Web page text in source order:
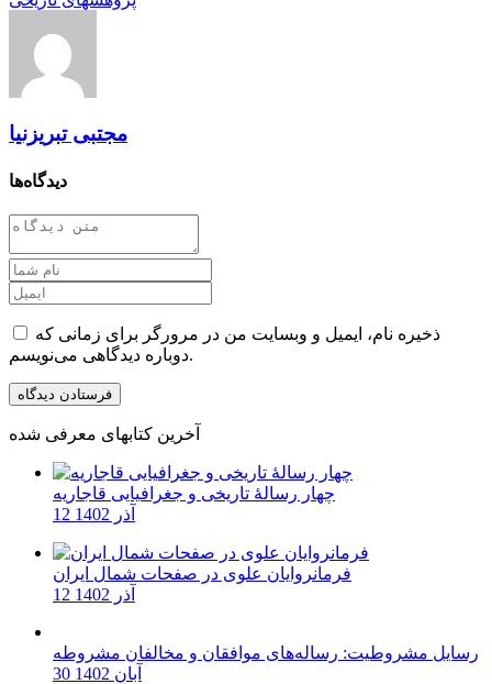
مجتبی تبریزنیا
دیدگاه‌ها
ذخیره نام، ایمیل و وبسایت من در مرورگر برای زمانی که
دوباره دیدگاهی می‌نویسم.
آخرین کتابهای معرفی شده
چهار رسالۀ تاریخی و جغرافیایی قاجاریه
12 آذر 1402
فرمانروایان علوی در صفحات شمال ایران
12 آذر 1402
رسایل مشروطیت: رساله‌های موافقان و مخالفان مشروطه
30 آبان 1402